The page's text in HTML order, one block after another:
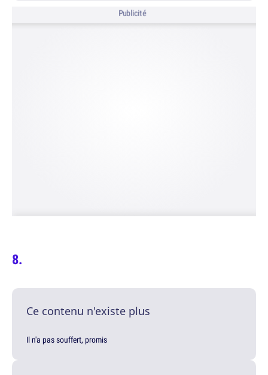
Publicité
Ce contenu n'existe plus
Il n'a pas souffert, promis